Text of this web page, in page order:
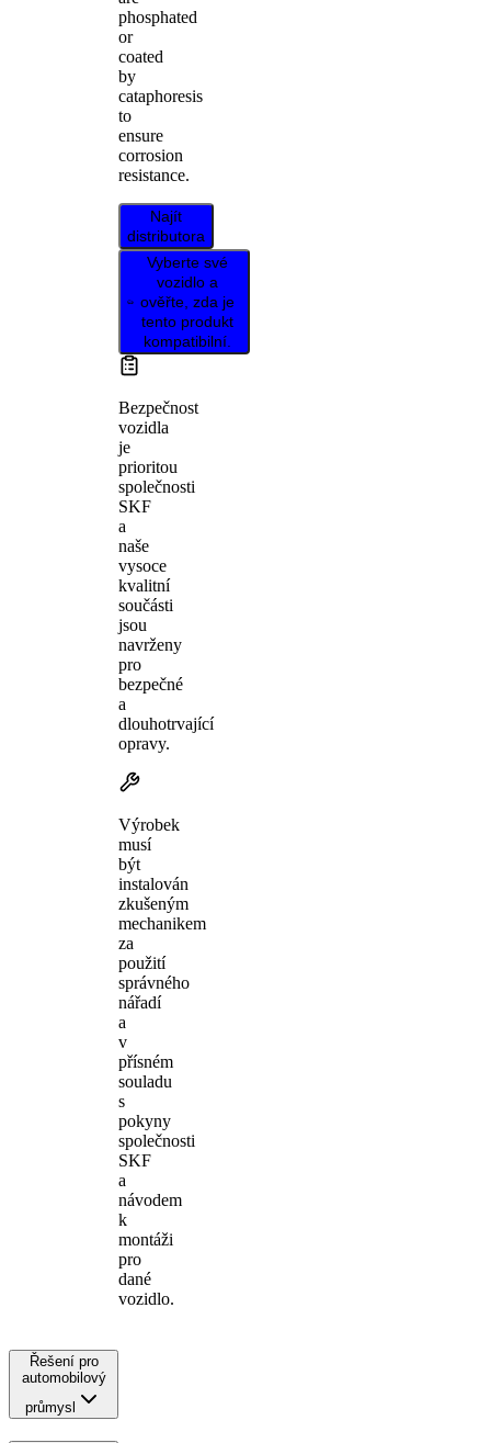
phosphated
or
coated
by
cataphoresis
to
ensure
corrosion
resistance.
Najít
distributora
Vyberte své
vozidlo a
ověřte, zda je
tento produkt
kompatibilní.
Bezpečnost
vozidla
je
prioritou
společnosti
SKF
a
naše
vysoce
kvalitní
součásti
jsou
navrženy
pro
bezpečné
a
dlouhotrvající
opravy.
Výrobek
musí
být
instalován
zkušeným
mechanikem
za
použití
správného
nářadí
a
v
přísném
souladu
s
pokyny
společnosti
SKF
a
návodem
k
montáži
pro
dané
vozidlo.
Řešení pro
automobilový
průmysl